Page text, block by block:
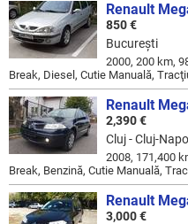
Renault
850 €
Bucureşti
2000, 200 km,
Break, Diesel, Cutie Manuală,
Renault
2,390 €
Cluj - Cluj-
2008, 171,400
Break, Benzină, Cutie Manuală,
Renault
3,000 €